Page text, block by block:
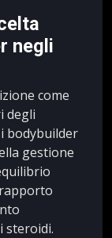
negli
come
degli
bodybuilder
gestione
steroidi.